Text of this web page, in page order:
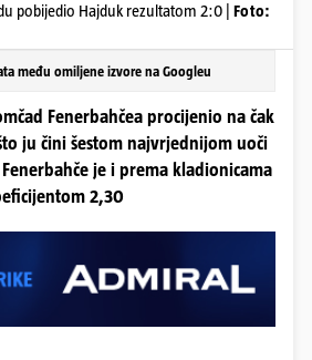
pobijedio Hajduk rezultatom 2:0 | Foto:
među omiljene izvore na Googleu
Fenerbahčea procijenio na čak
ju čini šestom najvrjednijom uoči
je i prema kladionicama
2,30